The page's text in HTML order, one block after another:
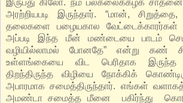
அரற்றியபடி இருந்தார். “மான்,
தலைகளை பழையகால வேட்டைக்காரர்கள்
அப்படி இந்த மீன் மண்டையை பாடம்
வழியில்லாமல் போனதே” என்று கண்
உள்ளங்கையை விட பெரிதாக
திறந்திருந்த விழியை நோக்கிக்
அபாரமாக சமைத்திருந்தார். எங்கள்
அமண்டா சமைத்த மீனை பகிர்ந்து